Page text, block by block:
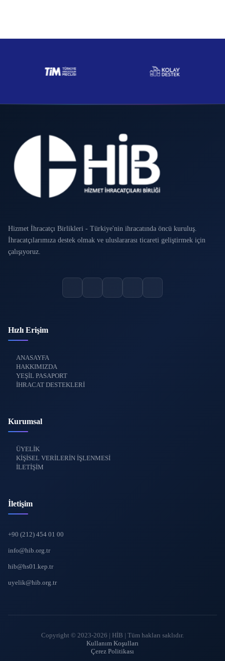
Hizmet İhracatçı Birlikleri - Türkiye'nin ihracatında öncü kuruluş.
İhracatçılarımıza destek olmak ve uluslararası ticareti geliştirmek için
çalışıyoruz.
Hızlı Erişim
ANASAYFA
HAKKIMIZDA
YEŞİL PASAPORT
İHRACAT DESTEKLERİ
Kurumsal
ÜYELİK
KİŞİSEL VERİLERİN İŞLENMESİ
İLETİŞİM
İletişim
+90 (212) 454 01 00
info@hib.org.tr
hib@hs01.kep.tr
uyelik@hib.org.tr
Copyright © 2023-2026 | HİB | Tüm hakları saklıdır.
Kullanım Koşulları
Çerez Politikası